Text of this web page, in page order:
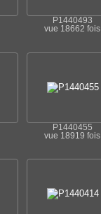
P1440493
vue 18662 fois
P1440455
vue 18919 fois